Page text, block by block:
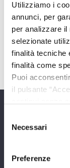
Utilizziamo i
annunci, per
per analizzare
selezionate
finalità tecniche
finalità come
Puoi
il pulsante
delNecessari
Preferenze
15 ottobre
E il loro
Ascolta